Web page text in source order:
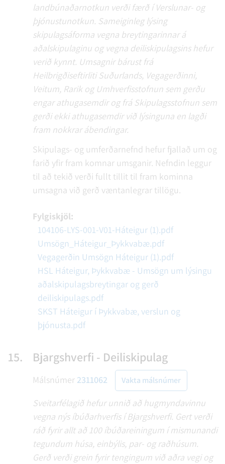
landbúnaðarnotkun verði færð í Verslunar- og
þjónustunotkun. Sameiginleg lýsing
skipulagsáforma vegna breytingarinnar á
aðalskipulaginu og vegna deiliskipulagsins hefur
verið kynnt. Umsagnir bárust frá
Heilbrigðiseftirliti Suðurlands, Vegagerðinni,
Veitum, Rarik og Umhverfisstofnun sem gerðu
engar athugasemdir og frá Skipulagsstofnun sem
gerði ekki athugasemdir við lýsinguna en lagði
fram nokkrar ábendingar.
Skipulags- og umferðarnefnd hefur fjallað um og
farið yfir fram komnar umsganir. Nefndin leggur
til að tekið verði fullt tillit til fram kominna
umsagna við gerð væntanlegrar tillögu.
Fylgiskjöl:
104106-LYS-001-V01-Háteigur (1).pdf
Umsögn_Háteigur_Þykkvabæ.pdf
Vegagerðin Umsögn Háteigur (1).pdf
HSL Háteigur, Þykkvabæ - Umsögn um lýsingu
aðalskipulagsbreytingar og gerð
deiliskipulags.pdf
SKST Háteigur í Þykkvabæ, verslun og
þjónusta.pdf
15. Bjargshverfi - Deiliskipulag
Málsnúmer 2311062 Vakta málsnúmer
Sveitarfélagið hefur unnið að hugmyndavinnu
vegna nýs íbúðarhverfis í Bjargshverfi. Gert verði
ráð fyrir allt að 100 íbúðareiningum í mismunandi
tegundum húsa, einbýlis, par- og raðhúsum.
Gerð verði grein fyrir tengingum við aðra vegi og